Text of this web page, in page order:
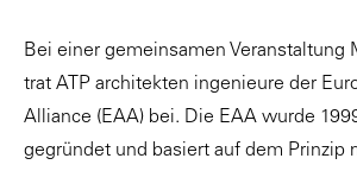
Bei einer gemeinsamen Veranstaltung
trat ATP architekten ingenieure der
Alliance (EAA) bei. Die EAA wurde
gegründet und basiert auf dem Prinzip